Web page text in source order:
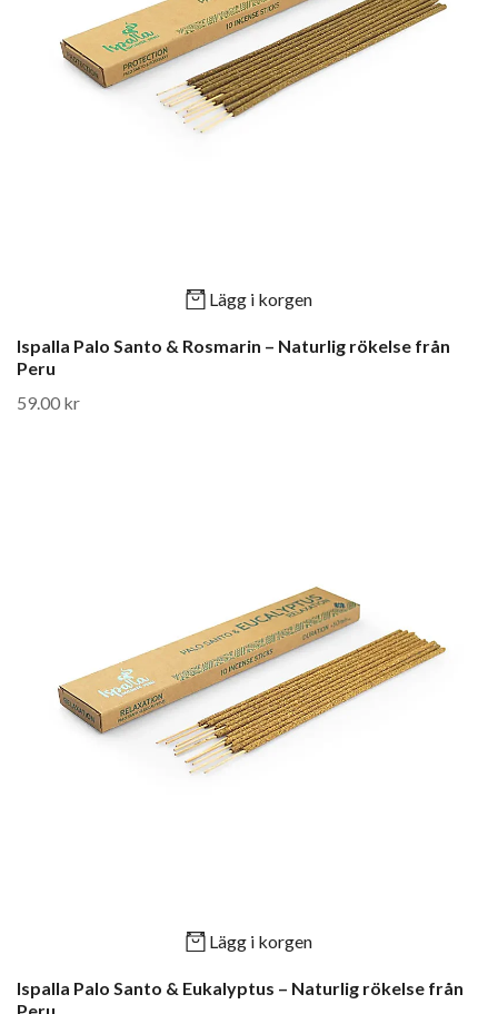
Lägg i korgen
Ispalla Palo Santo & Rosmarin – Naturlig rökelse från
Peru
59.00 kr
Lägg i korgen
Ispalla Palo Santo & Eukalyptus – Naturlig rökelse från
Peru